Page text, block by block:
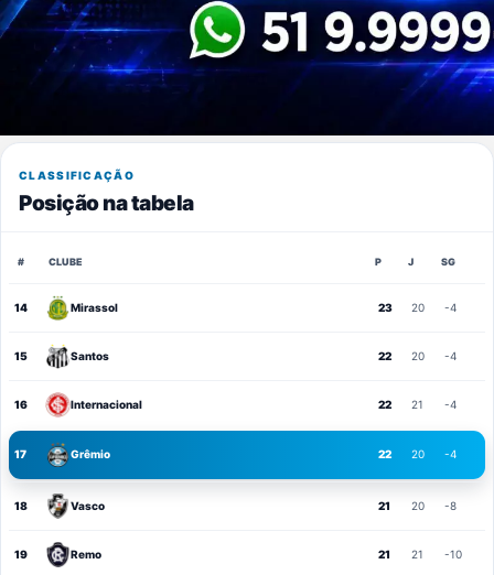
CLASSIFICAÇÃO
Posição na tabela
# CLUBE P J SG
14 Mirassol 23 20 -4
15 Santos 22 20 -4
16 Internacional 22 21 -4
17 Grêmio 22 20 -4
18 Vasco 21 20 -8
19 Remo 21 21 -10